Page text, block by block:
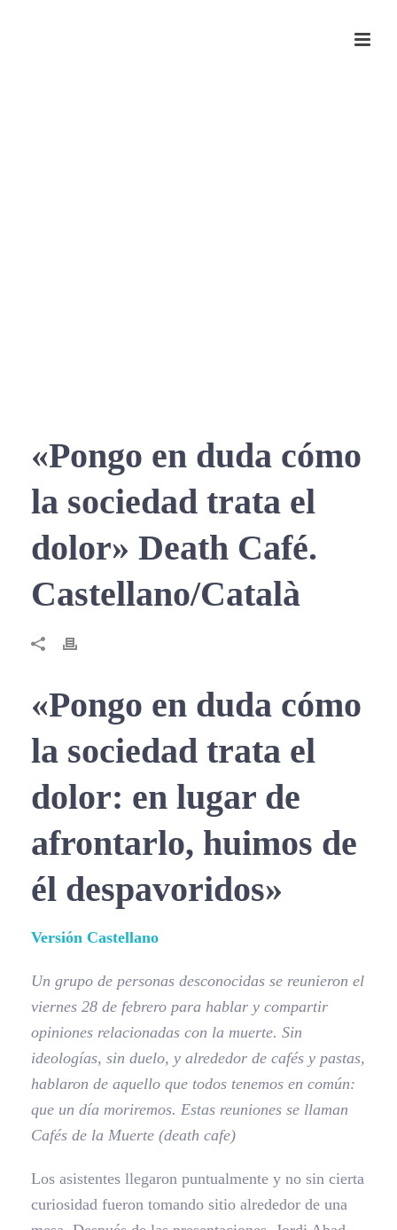
«Pongo en duda cómo
la sociedad trata el
dolor» Death Café.
Castellano/Català
«Pongo en duda cómo
la sociedad trata el
dolor: en lugar de
afrontarlo, huimos de
él despavoridos»
Versión Castellano
Un grupo de personas desconocidas se reunieron el
viernes 28 de febrero para hablar y compartir
opiniones relacionadas con la muerte. Sin
ideologías, sin duelo, y alrededor de cafés y pastas,
hablaron de aquello que todos tenemos en común:
que un día moriremos. Estas reuniones se llaman
Cafés de la Muerte (death cafe)
Los asistentes llegaron puntualmente y no sin cierta
curiosidad fueron tomando sitio alrededor de una